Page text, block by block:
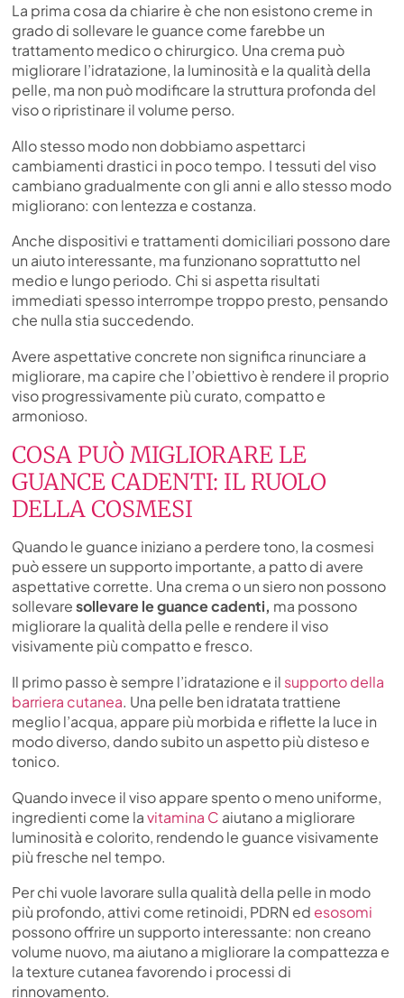
La prima cosa da chiarire è che non esistono creme in
grado di sollevare le guance come farebbe un
trattamento medico o chirurgico. Una crema può
migliorare l’idratazione, la luminosità e la qualità della
pelle, ma non può modificare la struttura profonda del
viso o ripristinare il volume perso.
Allo stesso modo non dobbiamo aspettarci
cambiamenti drastici in poco tempo. I tessuti del viso
cambiano gradualmente con gli anni e allo stesso modo
migliorano: con lentezza e costanza.
Anche dispositivi e trattamenti domiciliari possono dare
un aiuto interessante, ma funzionano soprattutto nel
medio e lungo periodo. Chi si aspetta risultati
immediati spesso interrompe troppo presto, pensando
che nulla stia succedendo.
Avere aspettative concrete non significa rinunciare a
migliorare, ma capire che l’obiettivo è rendere il proprio
viso progressivamente più curato, compatto e
armonioso.
COSA PUÒ MIGLIORARE LE
GUANCE CADENTI: IL RUOLO
DELLA COSMESI
Quando le guance iniziano a perdere tono, la cosmesi
può essere un supporto importante, a patto di avere
aspettative corrette. Una crema o un siero non possono
sollevaresollevare le guance cadenti, ma possono
migliorare la qualità della pelle e rendere il viso
visivamente più compatto e fresco.
Il primo passo è sempre l’idratazione e il supporto della
barriera cutanea. Una pelle ben idratata trattiene
meglio l’acqua, appare più morbida e riflette la luce in
modo diverso, dando subito un aspetto più disteso e
tonico.
Quando invece il viso appare spento o meno uniforme,
ingredienti come lavitamina C aiutano a migliorare
luminosità e colorito, rendendo le guance visivamente
più fresche nel tempo.
Per chi vuole lavorare sulla qualità della pelle in modo
più profondo, attivi come retinoidi, PDRN ed esosomi
possono offrire un supporto interessante: non creano
volume nuovo, ma aiutano a migliorare la compattezza e
la texture cutanea favorendo i processi di
rinnovamento.